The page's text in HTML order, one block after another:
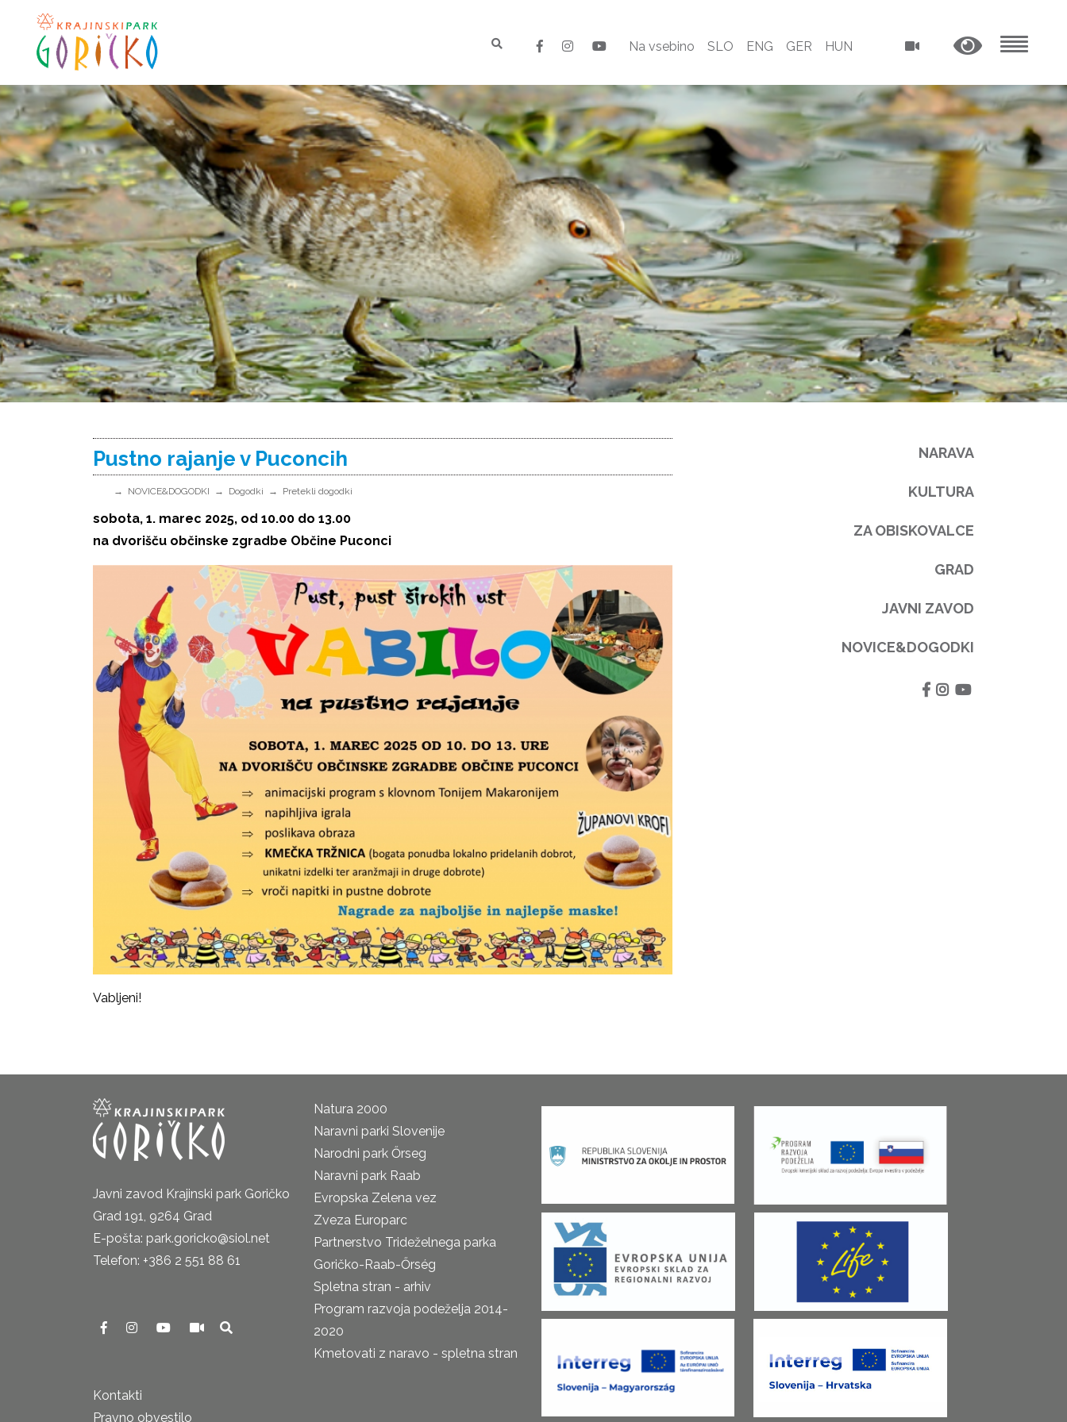
Na vsebino SLO ENG GER HUN
Pustno rajanje v Puconcih
NOVICE&DOGODKI Dogodki Pretekli dogodki
sobota, 1. marec 2025, od 10.00 do 13.00
na dvorišču občinske zgradbe Občine Puconci
Vabljeni!
NARAVA
KULTURA
ZA OBISKOVALCE
GRAD
JAVNI ZAVOD
NOVICE&DOGODKI
Javni zavod Krajinski park Goričko
Grad 191, 9264 Grad
E-pošta: park.goricko@siol.net
Telefon: +386 2 551 88 61
Kontakti
Pravno obvestilo
Natura 2000
Naravni parki Slovenije
Narodni park Őrseg
Naravni park Raab
Evropska Zelena vez
Zveza Europarc
Partnerstvo Trideželnega parka
Goričko-Raab-Őrség
Spletna stran - arhiv
Program razvoja podeželja 2014-
2020
Kmetovati z naravo - spletna stran